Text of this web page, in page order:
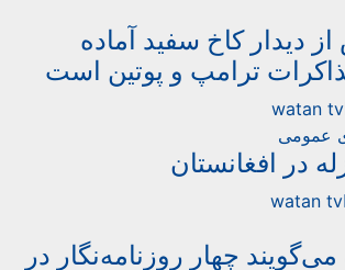
کاخ سفید آماده
ترامپ و پوتین است
افغانستان
چهار روزنامه‌نگار در